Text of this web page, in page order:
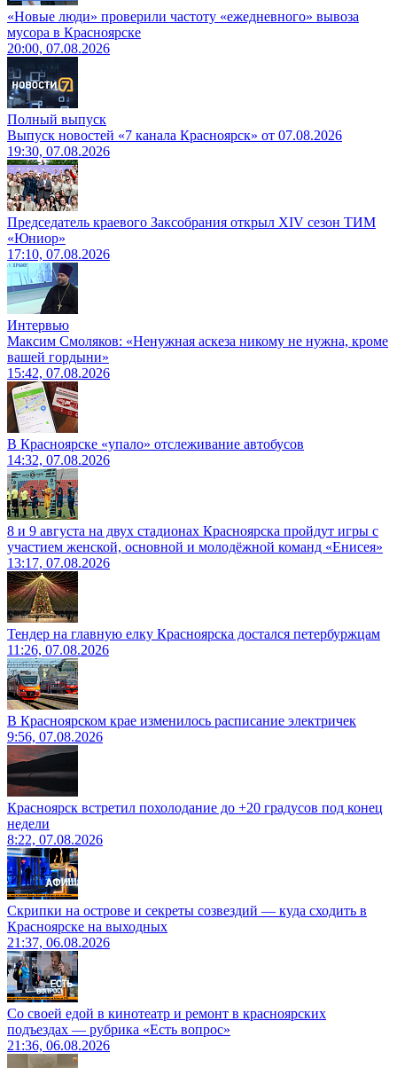
«Новые люди» проверили частоту «ежедневного» вывоза
мусора в Красноярске
20:00, 07.08.2026
Полный выпуск
Выпуск новостей «7 канала Красноярск» от 07.08.2026
19:30, 07.08.2026
Председатель краевого Заксобрания открыл XIV сезон ТИМ
«Юниор»
17:10, 07.08.2026
Интервью
Максим Смоляков: «Ненужная аскеза никому не нужна, кроме
вашей гордыни»
15:42, 07.08.2026
В Красноярске «упало» отслеживание автобусов
14:32, 07.08.2026
8 и 9 августа на двух стадионах Красноярска пройдут игры с
участием женской, основной и молодёжной команд «Енисея»
13:17, 07.08.2026
Тендер на главную елку Красноярска достался петербуржцам
11:26, 07.08.2026
В Красноярском крае изменилось расписание электричек
9:56, 07.08.2026
Красноярск встретил похолодание до +20 градусов под конец
недели
8:22, 07.08.2026
Скрипки на острове и секреты созвездий — куда сходить в
Красноярске на выходных
21:37, 06.08.2026
Со своей едой в кинотеатр и ремонт в красноярских
подъездах — рубрика «Есть вопрос»
21:36, 06.08.2026